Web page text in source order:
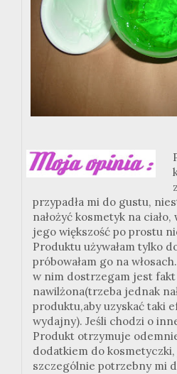
przypadła mi do gustu,
nałożyć kosmetyk na
jego większość po prostu
Produktu używałam tylko
próbowałam go na
w nim dostrzegam jest
nawilżona(trzeba jednak
produktu,aby uzyskać taki
wydajny). Jeśli chodzi o
Produkt otrzymuje
dodatkiem do
szczególnie potrzebny mi